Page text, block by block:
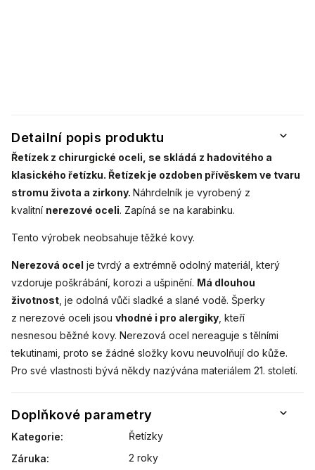
Detailní popis produktu
Řetízek z chirurgické oceli, se skládá z hadovitého a
klasického řetízku. Řetízek je ozdoben přívěskem ve tvaru
stromu života a zirkony. Náhrdelník je vyrobený z
kvalitní nerezové oceli. Zapíná se na karabinku.
Tento výrobek neobsahuje těžké kovy.
Nerezová ocel je tvrdý a extrémně odolný materiál, který
vzdoruje poškrábání, korozi a ušpinění. Má dlouhou
životnost , je odolná vůči sladké a slané vodě. Šperky
z nerezové oceli jsou vhodné i pro alergiky , kteří
nesnesou běžné kovy. Nerezová ocel nereaguje s tělními
tekutinami, proto se žádné složky kovu neuvolňují do kůže.
Pro své vlastnosti bývá někdy nazývána materiálem 21. století.
Doplňkové parametry
Kategorie:
Řetízky
Záruka: 2 roky